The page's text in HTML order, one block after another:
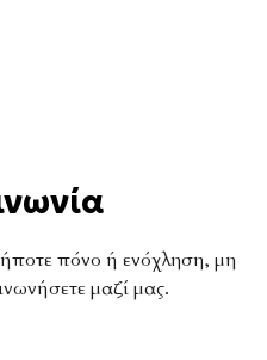
πόνο ή ενόχληση, μη
μαζί μας.